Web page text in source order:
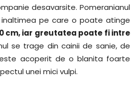
desavarsite. Pomeranianul
pe care o poate atinge
cm, iar greutatea poate fi intre
se trage din cainii de sanie, de
acoperit de o blanita foarte
unei mici vulpi.